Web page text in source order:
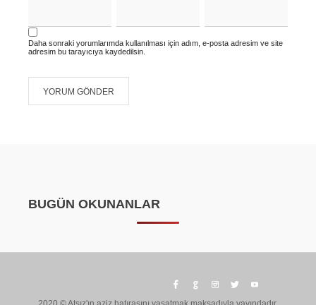
Daha sonraki yorumlarımda kullanılması için adım, e-posta adresim ve site
adresim bu tarayıcıya kaydedilsin.
BUGÜN OKUNANLAR